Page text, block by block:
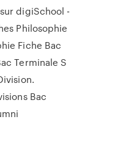
digiSchool -
Philosophie
Fiche Bac
Terminale S
Bac